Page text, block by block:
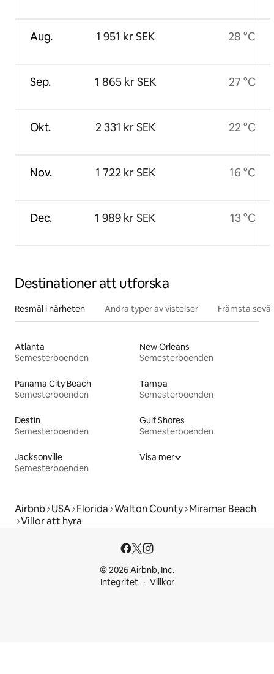
Aug.
Sep.
Okt.
Nov.
Dec.
1 951 kr SEK
1 865 kr SEK
2 331 kr SEK
1 722 kr SEK
1 989 kr SEK
28 °C
27 °C
22 °C
16 °C
13 °C
Destinationer att utforska
Resmål i närheten Andra typer av vistelser Främsta
Atlanta
Semesterboenden
New Orleans
Semesterboenden
Panama City Beach
Semesterboenden
Tampa
Semesterboenden
Destin
Semesterboenden
Gulf Shores
Semesterboenden
Jacksonville
Semesterboenden
Visa mer
Airbnb USA Florida Walton County Miramar Beach
Villor att hyra
© 2026 Airbnb, Inc.
Integritet
Villkor